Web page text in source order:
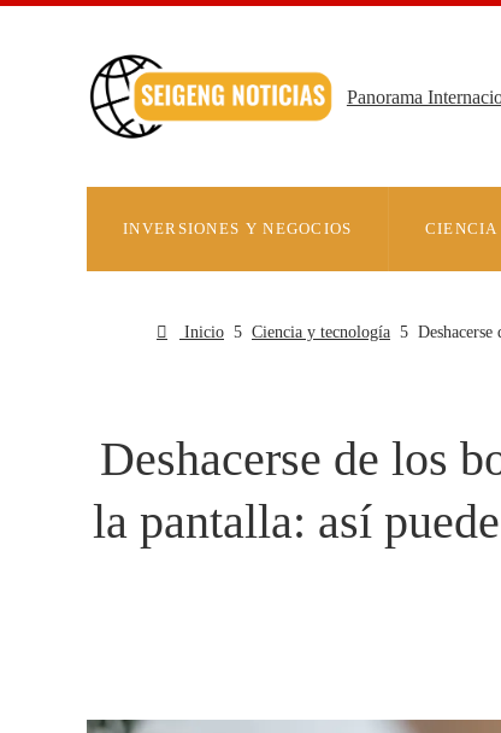
Panorama
INVERSIONES Y NEGOCIOS CIENCIA
Inicio Ciencia y tecnología
Deshacerse de los
la pantalla: así